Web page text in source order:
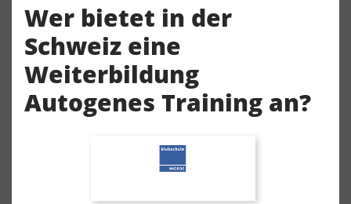
Wer bietet in der
Schweiz eine
Weiterbildung
Autogenes Training an?